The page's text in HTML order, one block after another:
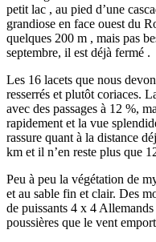
petit lac , au pied d’une
grandiose en face ouest du
quelques 200 m , mais pas
septembre, il est déjà fermé .
Les 16 lacets que nous
resserrés et plutôt coriaces.
avec des passages à 12 %,
rapidement et la vue
rassure quant à la distance
km et il n’en reste plus que
Peu à peu la végétation de
et au sable fin et clair. Des
de puissants 4 x 4
poussières que le vent